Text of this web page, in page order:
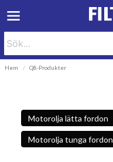
Hem Q8-Produkter
Motorolja lätta fordon
Motorolja tunga fordon